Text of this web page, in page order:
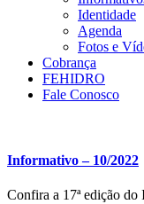
Identidade
Agenda
Fotos e
Cobrança
FEHIDRO
Fale Conosco
Informativo – 10/2022
Confira a 17ª edição